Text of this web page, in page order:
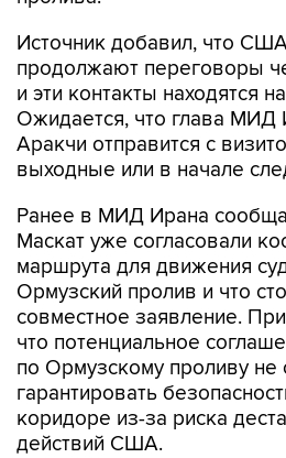
Источник добавил, что
продолжают переговоры
и эти контакты находятся
Ожидается, что глава МИД
Аракчи отправится с
выходные или в начале
Ранее в МИД Ирана
Маскат уже согласовали
маршрута для движения
Ормузский пролив и что
совместное заявление.
что потенциальное
по Ормузскому проливу не
гарантировать
коридоре из-за риска
действий США.